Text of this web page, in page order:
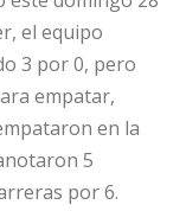
el equipo
3 por 0, pero
empatar,
en la
5
por 6.